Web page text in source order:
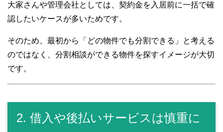
大家さんや管理会社としては、契約金を入居前に一括で確
認したいケースが多いためです。
そのため、最初から「どの物件でも分割できる」と考える
のではなく、分割相談ができる物件を探すイメージが大切
です。
2. 借入や後払いサービスは慎重に